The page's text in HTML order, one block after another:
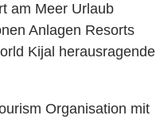
am Meer Urlaub
Anlagen Resorts
Kijal herausragende
Organisation mit